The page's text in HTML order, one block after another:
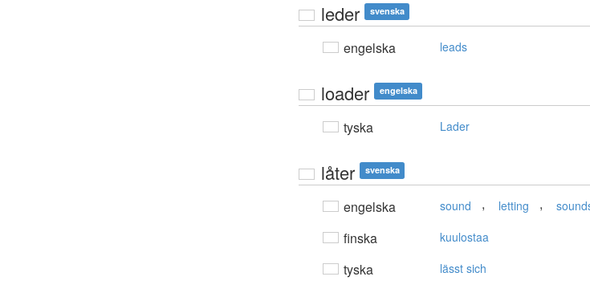
leder svenska
engelska leads
loader engelska
tyska Lader
låter svenska
engelska sound , letting ,
finska kuulostaa
tyska lässt sich